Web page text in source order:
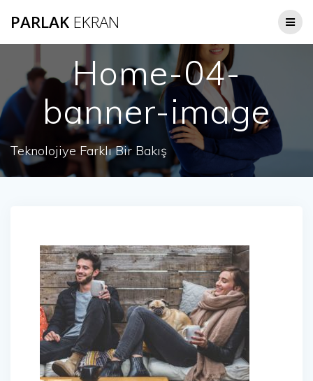
PARLAK EKRAN
Home-04-
banner-image
Teknolojiye Farklı Bir Bakış